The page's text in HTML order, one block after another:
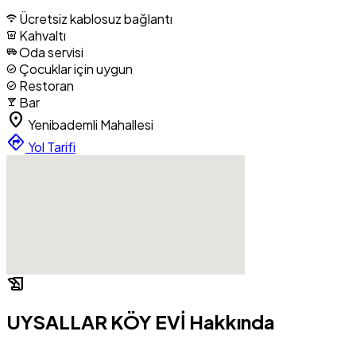
wifi Ücretsiz kablosuz bağlantı
breakfast_dining Kahvaltı
airport_shuttle Oda servisi
check_circle Çocuklar için uygun
check_circle Restoran
local_bar Bar
location_on Yenibademli Mahallesi
directions Yol Tarifi
history_edu
UYSALLAR KÖY EVİ Hakkında